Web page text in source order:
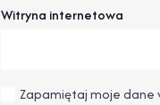
Witryna internetowa
Zapamiętaj moje dane